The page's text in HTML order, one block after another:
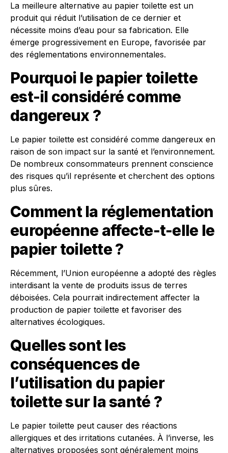
La meilleure alternative au papier toilette est un
produit qui réduit l’utilisation de ce dernier et
nécessite moins d’eau pour sa fabrication. Elle
émerge progressivement en Europe, favorisée par
des réglementations environnementales.
Pourquoi le papier toilette
est-il considéré comme
dangereux ?
Le papier toilette est considéré comme dangereux en
raison de son impact sur la santé et l’environnement.
De nombreux consommateurs prennent conscience
des risques qu’il représente et cherchent des options
plus sûres.
Comment la réglementation
européenne affecte-t-elle le
papier toilette ?
Récemment, l’Union européenne a adopté des règles
interdisant la vente de produits issus de terres
déboisées. Cela pourrait indirectement affecter la
production de papier toilette et favoriser des
alternatives écologiques.
Quelles sont les
conséquences de
l’utilisation du papier
toilette sur la santé ?
Le papier toilette peut causer des réactions
allergiques et des irritations cutanées. À l’inverse, les
alternatives proposées sont généralement moins